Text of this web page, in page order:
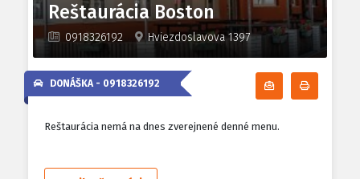
Reštaurácia Boston
0918326192 Hviezdoslavova 1397
Odoberať
DONÁŠKA - 0918326192
Reštaurácia nemá na dnes zverejnené denné menu.